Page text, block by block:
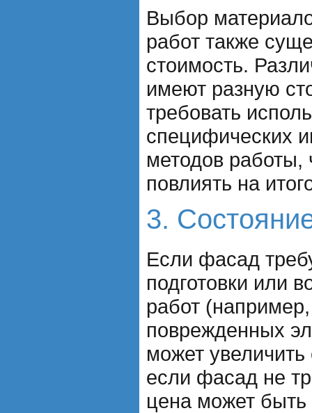
Выбор
работ также
стоимость.
имеют разную
требовать
специфических
методов работы,
повлиять на
3.
Если фасад
подготовки или
работ
поврежденных
может
если фасад не
цена может